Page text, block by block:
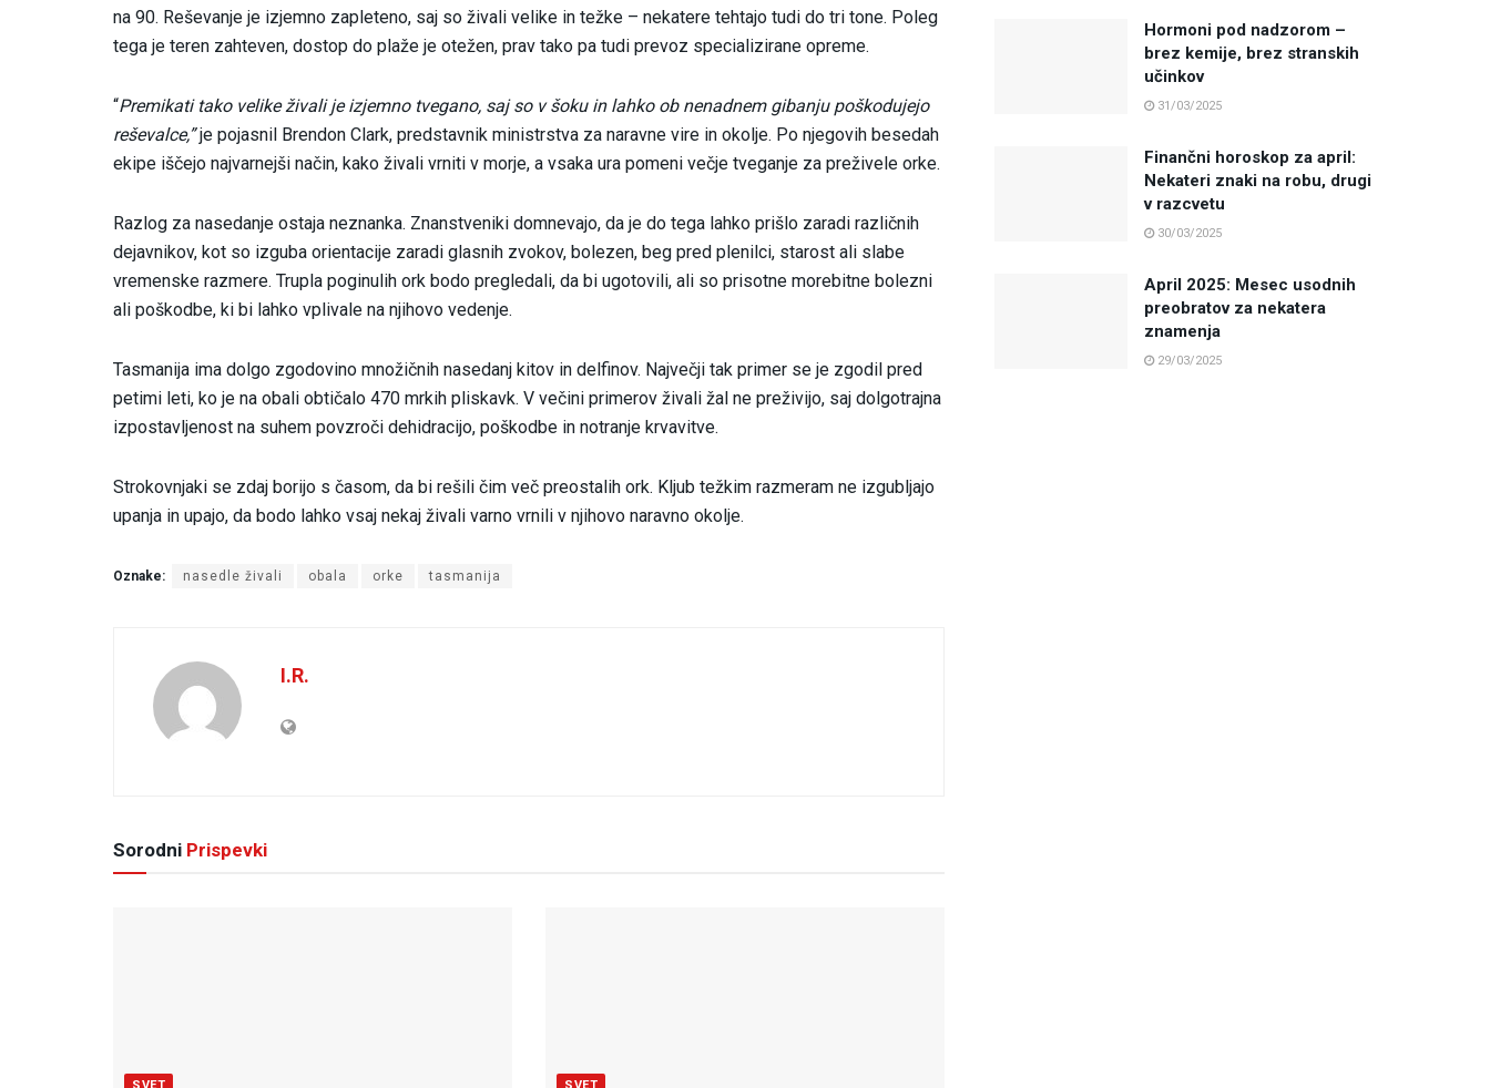
na 90. Reševanje je izjemno zapleteno, saj so živali velike in težke – nekatere tehtajo tudi do tri tone. Poleg
tega je teren zahteven, dostop do plaže je otežen, prav tako pa tudi prevoz specializirane opreme.
“Premikati tako velike živali je izjemno tvegano, saj so v šoku in lahko ob nenadnem gibanju poškodujejo
reševalce,”je pojasnil Brendon Clark, predstavnik ministrstva za naravne vire in okolje. Po njegovih besedah
ekipe iščejo najvarnejši način, kako živali vrniti v morje, a vsaka ura pomeni večje tveganje za preživele orke.
Razlog za nasedanje ostaja neznanka. Znanstveniki domnevajo, da je do tega lahko prišlo zaradi različnih
dejavnikov, kot so izguba orientacije zaradi glasnih zvokov, bolezen, beg pred plenilci, starost ali slabe
vremenske razmere. Trupla poginulih ork bodo pregledali, da bi ugotovili, ali so prisotne morebitne bolezni
ali poškodbe, ki bi lahko vplivale na njihovo vedenje.
Tasmanija ima dolgo zgodovino množičnih nasedanj kitov in delfinov. Največji tak primer se je zgodil pred
petimi leti, ko je na obali obtičalo 470 mrkih pliskavk. V večini primerov živali žal ne preživijo, saj dolgotrajna
izpostavljenost na suhem povzroči dehidracijo, poškodbe in notranje krvavitve.
Strokovnjaki se zdaj borijo s časom, da bi rešili čim več preostalih ork. Kljub težkim razmeram ne izgubljajo
upanja in upajo, da bodo lahko vsaj nekaj živali varno vrnili v njihovo naravno okolje.
Oznake: nasedle živali obala orke tasmanija
I.R.
Sorodni Prispevki
SVET SVET
Hormoni pod nadzorom –
brez kemije, brez stranskih
učinkov
31/03/2025
Finančni horoskop za april:
Nekateri znaki na robu, drugi
v razcvetu
30/03/2025
April 2025: Mesec usodnih
preobratov za nekatera
znamenja
29/03/2025